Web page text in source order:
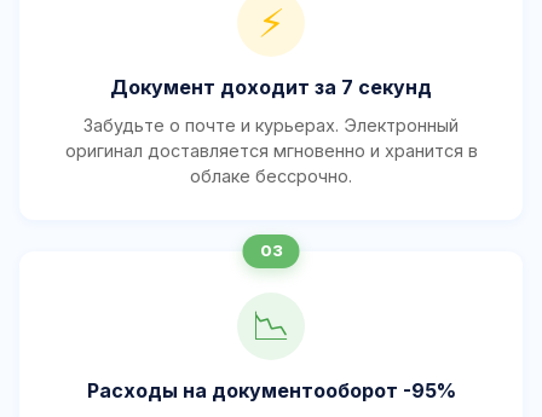
⚡
Документ доходит за 7 секунд
Забудьте о почте и курьерах. Электронный
оригинал доставляется мгновенно и хранится в
облаке бессрочно.
📉
Расходы на документооборот -95%